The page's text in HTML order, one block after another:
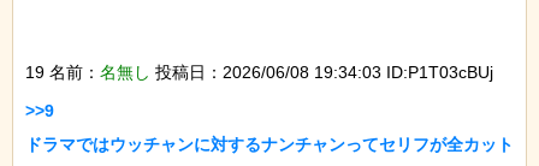
19 名前： 名無し 投稿日：2026/06/08 19:34:03 ID:P1T03cBUj
>>9
ドラマではウッチャンに対するナンチャンってセリフが全カット